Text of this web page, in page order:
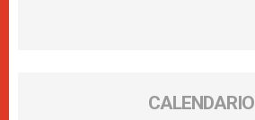
CALENDARIO